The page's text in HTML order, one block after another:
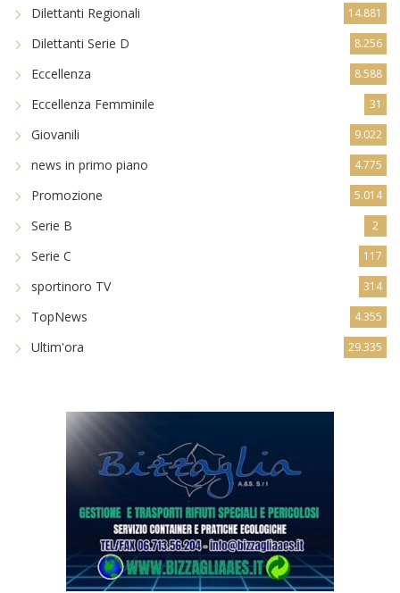
Dilettanti Regionali 14.881
Dilettanti Serie D 8.256
Eccellenza 8.588
Eccellenza Femminile 31
Giovanili 9.022
news in primo piano 4.775
Promozione 5.014
Serie B 2
Serie C 117
sportinoro TV 314
TopNews 4.355
Ultim'ora 29.335